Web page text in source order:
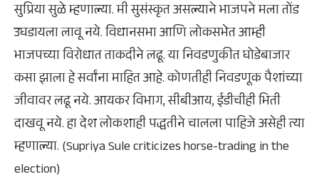
सुप्रिया सुळे म्हणाल्या. मी सुसंस्कृत असल्याने भाजपने मला तोंड
उघडायला लावू नये. विधानसभा आणि लोकसभेत आम्ही
भाजपच्या विरोधात ताकदीने लढू. या निवडणुकीत घोडेबाजार
कसा झाला हे सर्वांना माहित आहे. कोणतीही निवडणूक पैशांच्या
जीवावर लढू नये. आयकर विभाग, सीबीआय, ईडीचीही भिती
दाखवू नये. हा देश लोकशाही पद्धतीने चालला पाहिजे असेही त्या
म्हणाल्या. (Supriya Sule criticizes horse-trading in the
election)